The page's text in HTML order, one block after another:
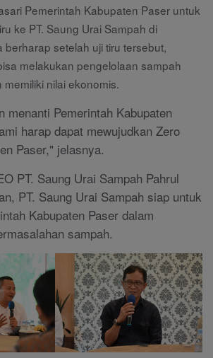
Pemerintah Kabupaten Paser untuk
ke PT. Saung Urai Sampah di
berharap setelah uji tiru tersebut,
melakukan pengelolaan sampah
nilai ekonomis.
menanti Pemerintah Kabupaten
harap dapat mewujudkan Zero
Paser," jelasnya.
PT. Saung Urai Sampah Pahrul
PT. Saung Urai Sampah siap untuk
Kabupaten Paser dalam
sampah.